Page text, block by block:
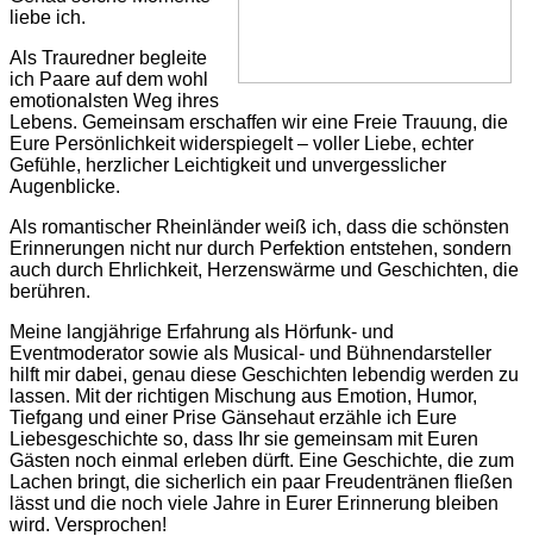
liebe ich.
Als Trauredner begleite
ich Paare auf dem wohl
emotionalsten Weg ihres
Lebens. Gemeinsam erschaffen wir eine Freie Trauung, die
Eure Persönlichkeit widerspiegelt – voller Liebe, echter
Gefühle, herzlicher Leichtigkeit und unvergesslicher
Augenblicke.
Als romantischer Rheinländer weiß ich, dass die schönsten
Erinnerungen nicht nur durch Perfektion entstehen, sondern
auch durch Ehrlichkeit, Herzenswärme und Geschichten, die
berühren.
Meine langjährige Erfahrung als Hörfunk- und
Eventmoderator sowie als Musical- und Bühnendarsteller
hilft mir dabei, genau diese Geschichten lebendig werden zu
lassen. Mit der richtigen Mischung aus Emotion, Humor,
Tiefgang und einer Prise Gänsehaut erzähle ich Eure
Liebesgeschichte so, dass Ihr sie gemeinsam mit Euren
Gästen noch einmal erleben dürft. Eine Geschichte, die zum
Lachen bringt, die sicherlich ein paar Freudentränen fließen
lässt und die noch viele Jahre in Eurer Erinnerung bleiben
wird. Versprochen!